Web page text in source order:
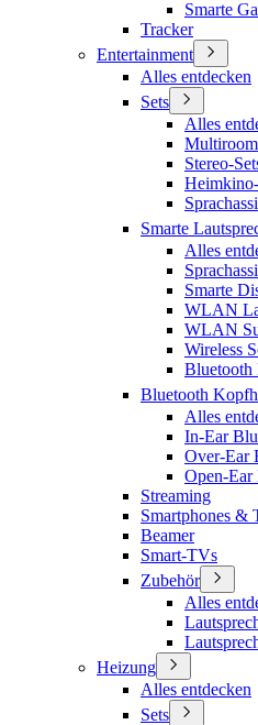
Smarte
Tracker
Entertainment
Alles entdecken
Sets
Alles
Stereo-
Smarte
Alles
Smarte
WLAN
WLAN
Wireless
Bluetooth
Bluetooth
Alles
In-Ear
Over-Ear
Open-
Streaming
Smartphones &
Beamer
Smart-TVs
Zubehör
Alles
Heizung
Alles entdecken
Sets